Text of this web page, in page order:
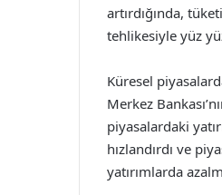
artırdığında,
tehlikesiyle yüz
Küresel
Merkez
piyasalardaki
hızlandırdı ve
yatırımlarda